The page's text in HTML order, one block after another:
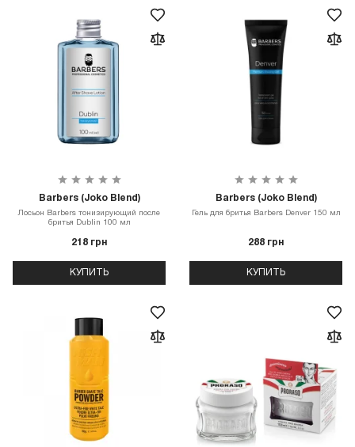
Barbers (Joko Blend)
Лосьон Barbers тонизирующий после
бритья Dublin 100 мл
218 грн
КУПИТЬ
Barbers (Joko Blend)
Гель для бритья Barbers Denver 150 мл
288 грн
КУПИТЬ